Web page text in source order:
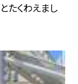
たくわえまし